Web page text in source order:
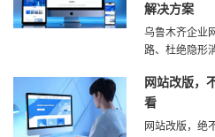
解决方案
乌鲁木齐企业
路、杜绝隐形
耕新疆本地信
业......
网站改版，
看
网站改版，绝